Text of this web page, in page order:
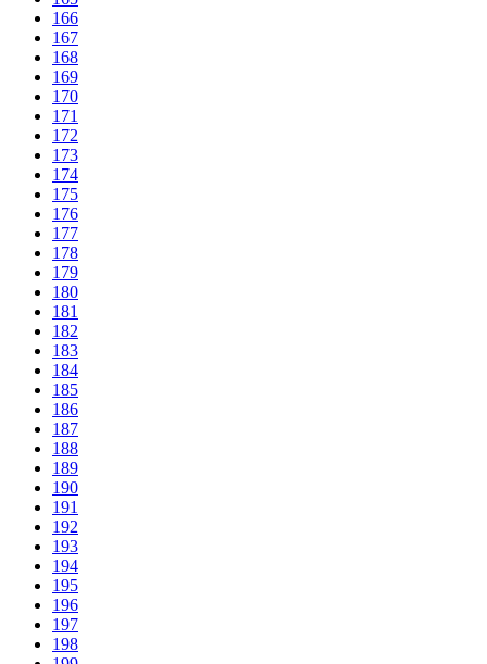
166
167
168
169
170
171
172
173
174
175
176
177
178
179
180
181
182
183
184
185
186
187
188
189
190
191
192
193
194
195
196
197
198